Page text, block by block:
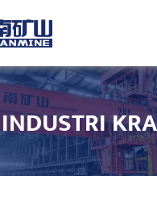
INDUSTRI